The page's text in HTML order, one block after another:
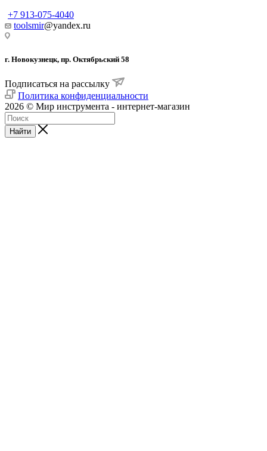
+7 913-075-4040
toolsmir@yandex.ru
г. Новокузнецк, пр. Октябрьский 58
Подписаться на рассылку
Политика конфиденциальности
2026 © Мир инструмента - интернет-магазин
Найти